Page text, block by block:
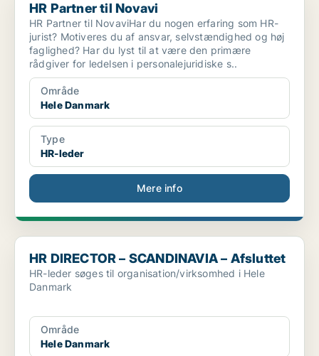
HR Partner til Novavi
HR Partner til NovaviHar du nogen erfaring som HR-
jurist? Motiveres du af ansvar, selvstændighed og høj
faglighed? Har du lyst til at være den primære
rådgiver for ledelsen i personalejuridiske s..
Område
Hele Danmark
Type
HR-leder
Mere info
HR DIRECTOR – SCANDINAVIA – Afsluttet
HR DIRECTOR – SCANDINAVIA – Afsluttet
HR-leder søges til organisation/virksomhed i Hele
Danmark
Område
Hele Danmark